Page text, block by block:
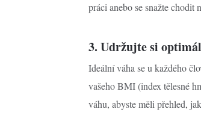
práci anebo se snažte chodit
3. Udržujte si
Ideální váha se u každého
vašeho BMI (index tělesné
váhu, abyste měli přehled,